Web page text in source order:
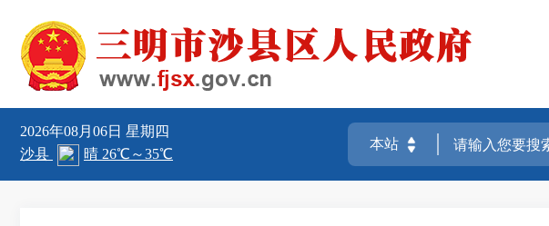
2026年08月06日 星期四